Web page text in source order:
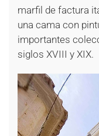
marfil de factura
una cama con
importantes
siglos XVIII y XIX.